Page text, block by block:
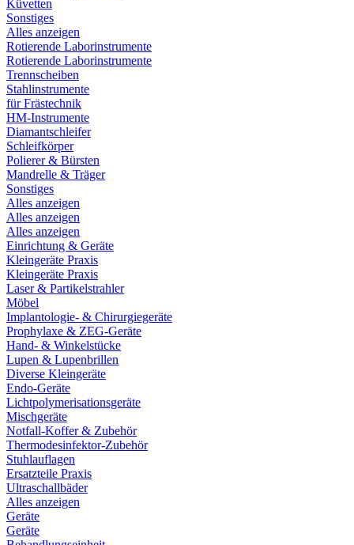
Küvetten
Sonstiges
Alles anzeigen
Rotierende Laborinstrumente
Rotierende Laborinstrumente
Trennscheiben
Stahlinstrumente
für Frästechnik
HM-Instrumente
Diamantschleifer
Schleifkörper
Polierer & Bürsten
Mandrelle & Träger
Sonstiges
Alles anzeigen
Alles anzeigen
Alles anzeigen
Einrichtung & Geräte
Kleingeräte Praxis
Kleingeräte Praxis
Laser & Partikelstrahler
Möbel
Implantologie- & Chirurgiegeräte
Prophylaxe & ZEG-Geräte
Hand- & Winkelstücke
Lupen & Lupenbrillen
Diverse Kleingeräte
Endo-Geräte
Lichtpolymerisationsgeräte
Mischgeräte
Notfall-Koffer & Zubehör
Thermodesinfektor-Zubehör
Stuhlauflagen
Ersatzteile Praxis
Ultraschallbäder
Alles anzeigen
Geräte
Geräte